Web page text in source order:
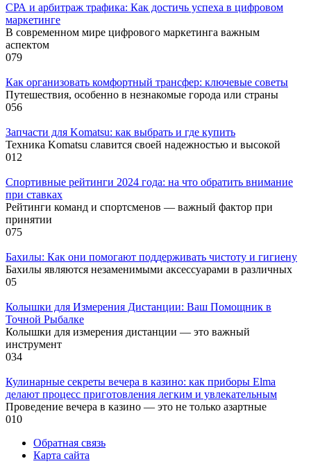
СРА и арбитраж трафика: Как достичь успеха в цифровом
маркетинге
В современном мире цифрового маркетинга важным
аспектом
079
Как организовать комфортный трансфер: ключевые советы
Путешествия, особенно в незнакомые города или страны
056
Запчасти для Komatsu: как выбрать и где купить
Техника Komatsu славится своей надежностью и высокой
012
Спортивные рейтинги 2024 года: на что обратить внимание
при ставках
Рейтинги команд и спортсменов — важный фактор при
принятии
075
Бахилы: Как они помогают поддерживать чистоту и гигиену
Бахилы являются незаменимыми аксессуарами в различных
05
Колышки для Измерения Дистанции: Ваш Помощник в
Точной Рыбалке
Колышки для измерения дистанции — это важный
инструмент
034
Кулинарные секреты вечера в казино: как приборы Elma
делают процесс приготовления легким и увлекательным
Проведение вечера в казино — это не только азартные
010
Обратная связь
Карта сайта